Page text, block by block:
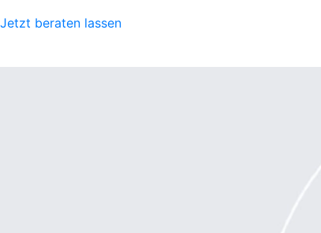
Jetzt beraten lassen